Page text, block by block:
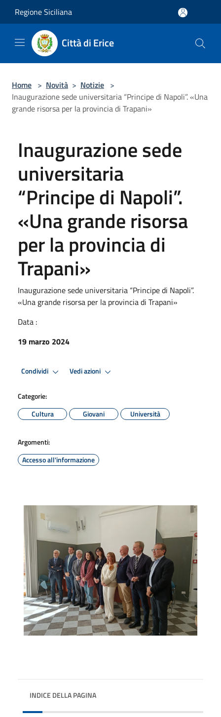
Regione Siciliana
Città di Erice
Home > Novità > Notizie >
Inaugurazione sede universitaria “Principe di Napoli”. «Una
grande risorsa per la provincia di Trapani»
Inaugurazione sede
universitaria
“Principe di Napoli”.
«Una grande risorsa
per la provincia di
Trapani»
Inaugurazione sede universitaria “Principe di Napoli”.
«Una grande risorsa per la provincia di Trapani»
Data :
19 marzo 2024
Condividi Vedi azioni
Categorie:
Cultura
Giovani Università
Argomenti:
Accesso all'informazione
INDICE DELLA PAGINA